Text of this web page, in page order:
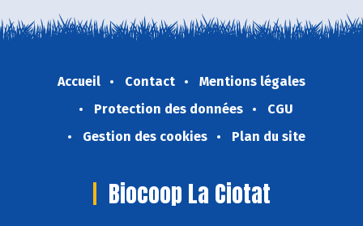
Accueil Contact
Mentions légales
Protection des données
CGU
Gestion des cookies
Plan du site
Biocoop La Ciotat